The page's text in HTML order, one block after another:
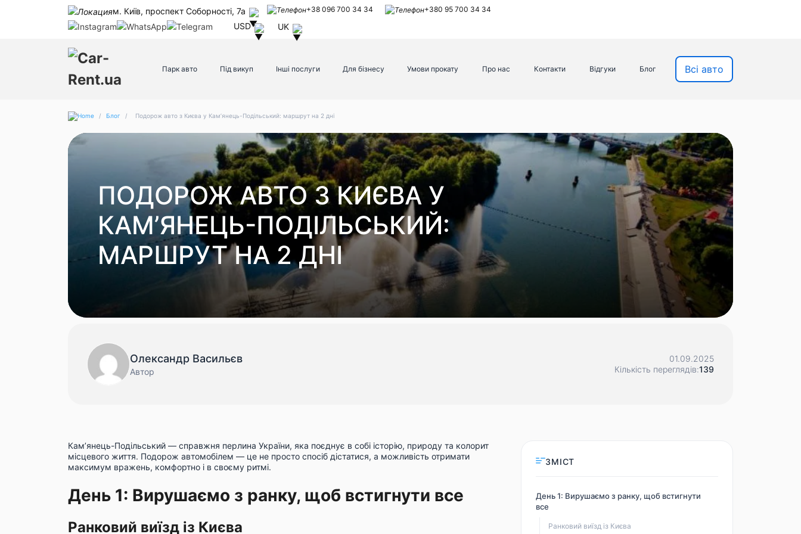
м. Київ, проспект Соборності, 7а +38 096 700 34 34 +380 95 700 34 34
USD UK
Парк авто Під викуп Інші послуги Для бізнесу Умови прокату Про нас Контакти Відгуки Блог Всі авто
/ Блог / Подорож авто з Києва у Кам’янець-Подільський: маршрут на 2 дні
ПОДОРОЖ АВТО З КИЄВА У
КАМ’ЯНЕЦЬ-ПОДІЛЬСЬКИЙ:
МАРШРУТ НА 2 ДНІ
Олександр Васильєв
Автор
01.09.2025
Кількість переглядів:139
ЗМІСТ
День 1: Вирушаємо з ранку, щоб встигнути
все
Ранковий виїзд із Києва
Кам’янець-Подільський — справжня перлина України, яка поєднує в собі історію, природу та колорит
місцевого життя. Подорож автомобілем — це не просто спосіб дістатися, а можливість отримати
максимум вражень, комфортно і в своєму ритмі.
День 1: Вирушаємо з ранку, щоб встигнути все
Ранковий виїзд із Києва